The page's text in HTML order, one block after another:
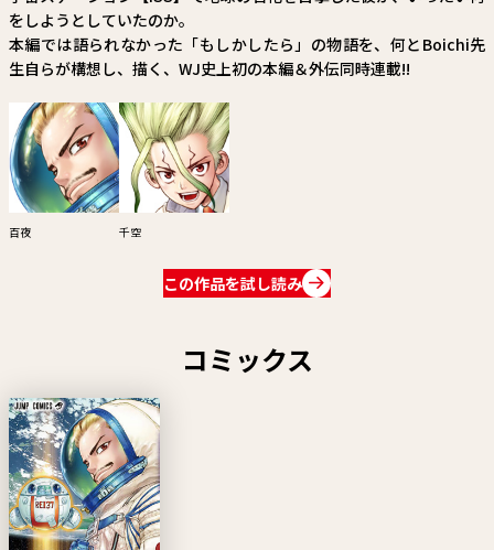
をしようとしていたのか。
本編では語られなかった「もしかしたら」の物語を、何とBoichi先
生自らが構想し、描く、WJ史上初の本編＆外伝同時連載!!
百夜 千空
この作品を試し読み
コミックス